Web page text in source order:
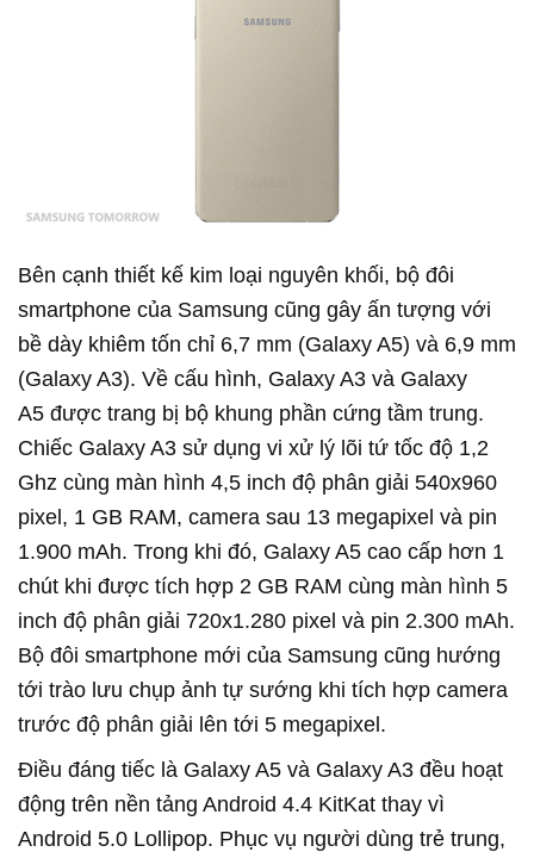
Bên cạnh thiết kế kim loại nguyên khối, bộ đôi
smartphone của Samsung cũng gây ấn tượng với
bề dày khiêm tốn chỉ 6,7 mm (Galaxy A5) và 6,9 mm
(Galaxy A3). Về cấu hình, Galaxy A3 và Galaxy
A5 được trang bị bộ khung phần cứng tầm trung.
Chiếc Galaxy A3 sử dụng vi xử lý lõi tứ tốc độ 1,2
Ghz cùng màn hình 4,5 inch độ phân giải 540x960
pixel, 1 GB RAM, camera sau 13 megapixel và pin
1.900 mAh. Trong khi đó, Galaxy A5 cao cấp hơn 1
chút khi được tích hợp 2 GB RAM cùng màn hình 5
inch độ phân giải 720x1.280 pixel và pin 2.300 mAh.
Bộ đôi smartphone mới của Samsung cũng hướng
tới trào lưu chụp ảnh tự sướng khi tích hợp camera
trước độ phân giải lên tới 5 megapixel.
Điều đáng tiếc là Galaxy A5 và Galaxy A3 đều hoạt
động trên nền tảng Android 4.4 KitKat thay vì
Android 5.0 Lollipop. Phục vụ người dùng trẻ trung,